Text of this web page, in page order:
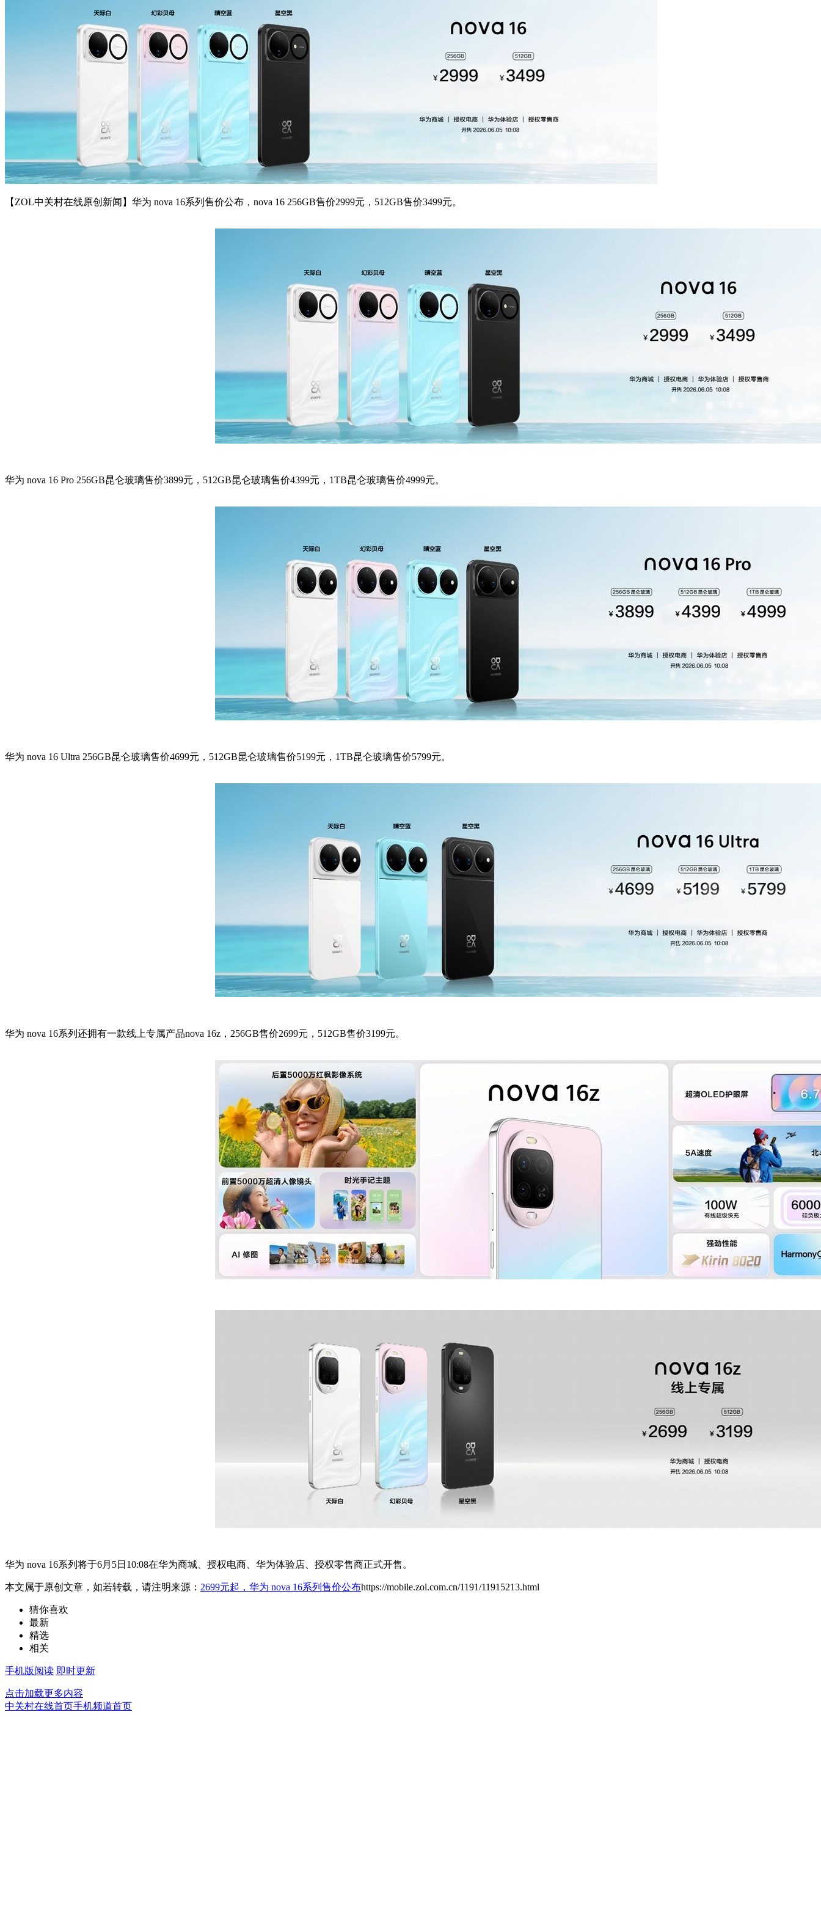
【ZOL中关村在线原创新闻】华为 nova 16系列售价公布，nova 16 256GB售价2999元，512GB售价3499元。
华为 nova 16 Pro 256GB昆仑玻璃售价3899元，512GB昆仑玻璃售价4399元，1TB昆仑玻璃售价4999元。
华为 nova 16 Ultra 256GB昆仑玻璃售价4699元，512GB昆仑玻璃售价5199元，1TB昆仑玻璃售价5799元。
华为 nova 16系列还拥有一款线上专属产品nova 16z，256GB售价2699元，512GB售价3199元。
华为 nova 16系列将于6月5日10:08在华为商城、授权电商、华为体验店、授权零售商正式开售。
本文属于原创文章，如若转载，请注明来源： 2699元起，华为 nova 16系列售价公布https://mobile.zol.com.cn/1191/11915213.html
猜你喜欢
最新
精选
相关
手机版阅读 即时更新
点击加载更多内容
中关村在线首页手机频道首页